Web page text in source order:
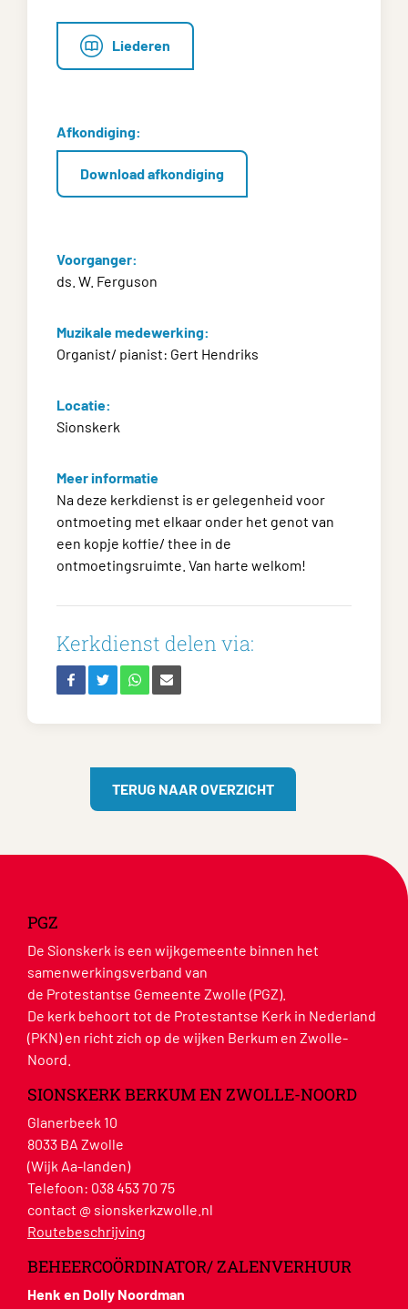
Liederen
Afkondiging:
Download afkondiging
Voorganger:
ds. W. Ferguson
Muzikale medewerking:
Organist/ pianist: Gert Hendriks
Locatie:
Sionskerk
Meer informatie
Na deze kerkdienst is er gelegenheid voor
ontmoeting met elkaar onder het genot van
een kopje koffie/ thee in de
ontmoetingsruimte. Van harte welkom!
Kerkdienst delen via:
TERUG NAAR OVERZICHT
PGZ
De Sionskerk is een wijkgemeente binnen het
samenwerkingsverband van
de Protestantse Gemeente Zwolle (PGZ).
De kerk behoort tot de Protestantse Kerk in Nederland
(PKN) en richt zich op de wijken Berkum en Zwolle-
Noord.
SIONSKERK BERKUM EN ZWOLLE-NOORD
Glanerbeek 10
8033 BA Zwolle
(Wijk Aa-landen)
Telefoon: 038 453 70 75
contact @ sionskerkzwolle.nl
Routebeschrijving
BEHEERCOÖRDINATOR/ ZALENVERHUUR
Henk en Dolly Noordman